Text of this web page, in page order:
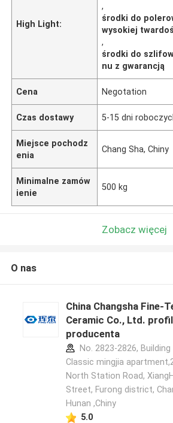
High Light:
,
środki do
wysokiej
,
środki do
nu z gwarancją
Cena Negotation
Czas dostawy 5-15 dni
Miejsce pochodz
enia
Chang Sha, Chiny
Minimalne zamów
ienie
500 kg
Zobacz więcej
O nas
China Changsha Fine-
Ceramic Co., Ltd. profil
producenta
No. 2823-2826, Building
Classic mingjia
North Station Road,
Street, Furong district,
Hunan ,Chiny
5.0